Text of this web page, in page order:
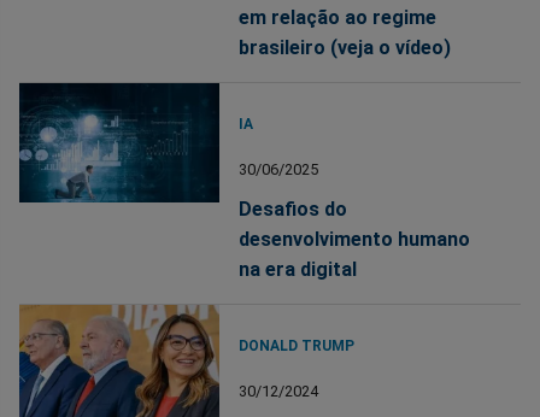
em relação ao regime
brasileiro (veja o vídeo)
IA
30/06/2025
Desafios do
desenvolvimento humano
na era digital
DONALD TRUMP
30/12/2024